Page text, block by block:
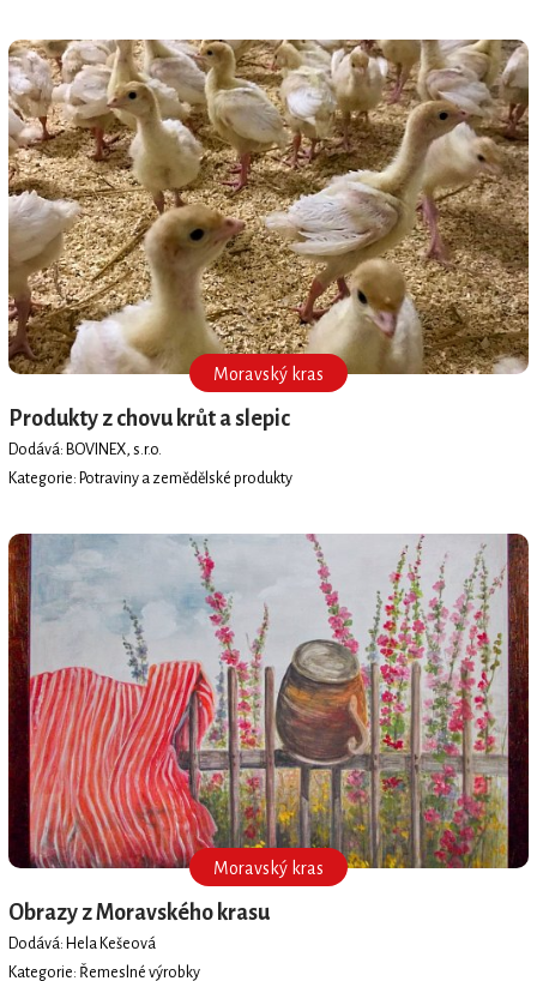
Moravský kras
Produkty z chovu krůt a slepic
Dodává: BOVINEX, s.r.o.
Kategorie: Potraviny a zemědělské produkty
Moravský kras
Obrazy z Moravského krasu
Dodává: Hela Kešeová
Kategorie: Řemeslné výrobky